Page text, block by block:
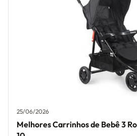
25/06/2026
Melhores Carrinhos de Bebê 3